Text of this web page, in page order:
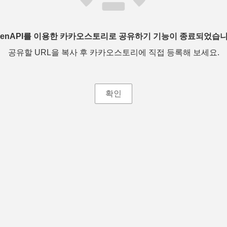
를 이용한 카카오스토리로 공유하기 기능이 종료되었습
공유할 URL을 복사 후 카카오스토리에 직접 등록해 보세요.
확인